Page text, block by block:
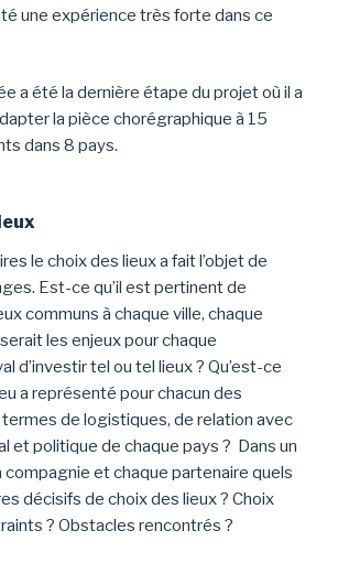
une expérience très forte dans ce
a été la dernière étape du projet où il a
la pièce chorégraphique à 15
dans 8 pays.
le choix des lieux a fait l’objet de
Est-ce qu’il est pertinent de
communs à chaque ville, chaque
les enjeux pour chaque
d’investir tel ou tel lieux ? Qu’est-ce
a représenté pour chacun des
de logistiques, de relation avec
et politique de chaque pays ? Dans un
compagnie et chaque partenaire quels
décisifs de choix des lieux ? Choix
? Obstacles rencontrés ?